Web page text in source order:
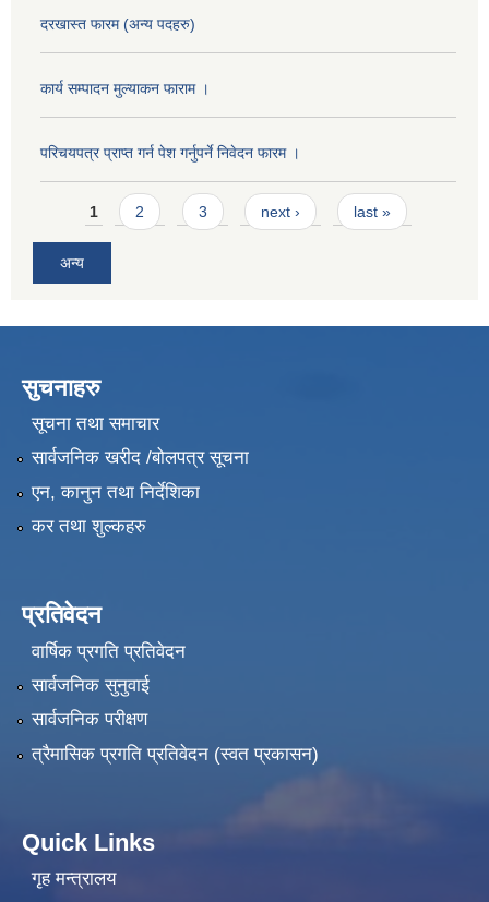
दरखास्त फारम (अन्य पदहरु)
कार्य सम्पादन मुल्याक‌न फाराम ।
परिचयपत्र प्राप्त गर्न पेश गर्नुपर्ने निवेदन फारम ।
Pages
1 2 3 next › last »
अन्य
सुचनाहरु
सूचना तथा समाचार
सार्वजनिक खरीद /बोलपत्र सूचना
एन, कानुन तथा निर्देशिका
कर तथा शुल्कहरु
प्रतिवेदन
वार्षिक प्रगति प्रतिवेदन
सार्वजनिक सुनुवाई
सार्वजनिक परीक्षण
त्रैमासिक प्रगति प्रतिवेदन (स्वत प्रकासन)
Quick Links
गृह मन्त्रालय